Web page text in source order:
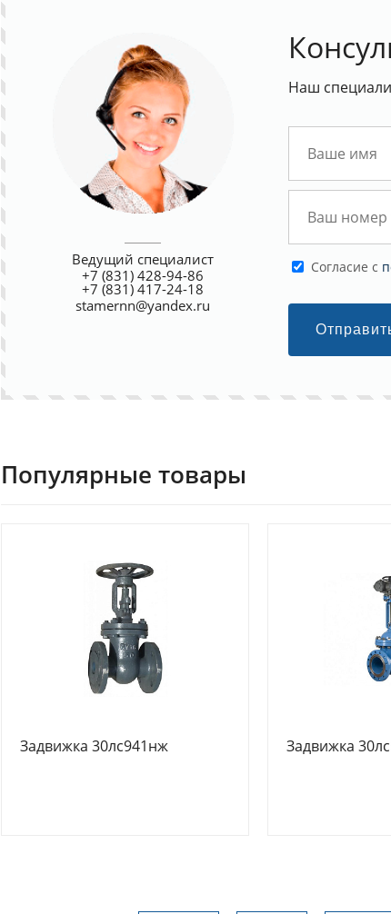
Ведущий специалист
+7 (831) 428-94-86
+7 (831) 417-24-18
stamernn@yandex.ru
Наш
Cогласие с
Популярные товары
Задвижка 30лс941нж Задвижка